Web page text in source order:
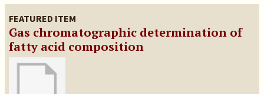
FEATURED ITEM
Gas chromatographic determination of
fatty acid composition